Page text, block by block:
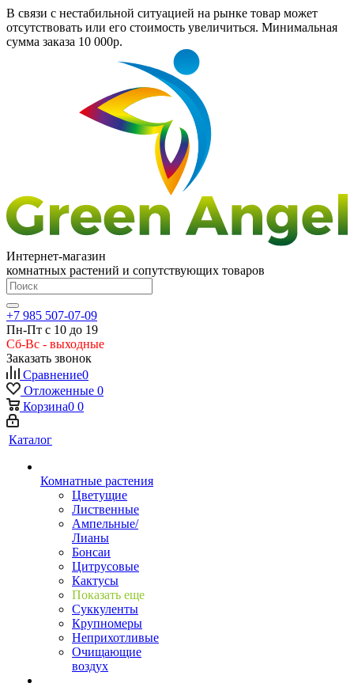
В связи с нестабильной ситуацией на рынке товар может
отсутствовать или его стоимость увеличиться. Минимальная
сумма заказа 10 000р.
Интернет-магазин
комнатных растений и сопутствующих товаров
+7 985 507-07-09
Пн-Пт с 10 до 19
Сб-Вс - выходные
Заказать звонок
Сравнение0
Отложенные 0
Корзина0 0
Каталог
Комнатные растения
Цветущие
Лиственные
Ампельные/
Лианы
Бонсаи
Цитрусовые
Кактусы
Показать еще
Суккуленты
Крупномеры
Неприхотливые
Очищающие
воздух